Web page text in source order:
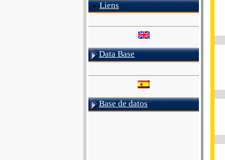
Liens
Data Base
Base de datos